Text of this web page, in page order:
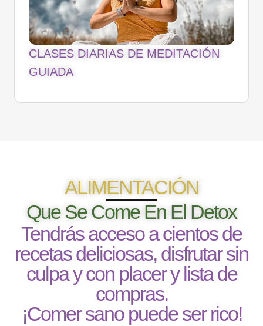
CLASES DIARIAS DE MEDITACIÓN
GUIADA
ALIMENTACIÓN
Que Se Come En El Detox
Tendrás acceso a cientos de
recetas deliciosas, disfrutar sin
culpa y con placer y lista de
compras.
¡Comer sano puede ser rico!